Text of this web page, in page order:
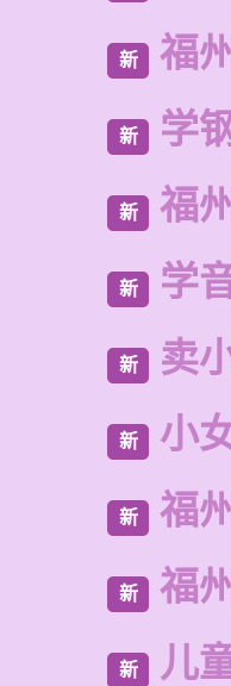
新 福
新 学
新 福
新 学
新 卖
新 小
新 福
新 福
新 儿